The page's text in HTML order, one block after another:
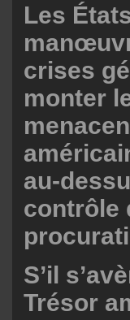
Les
crises
monter
au-
contrôle
S’il
Trésor